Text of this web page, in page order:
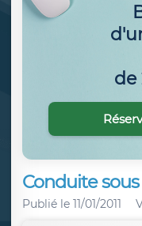
Conduite
Publié le 11/01/2011
de